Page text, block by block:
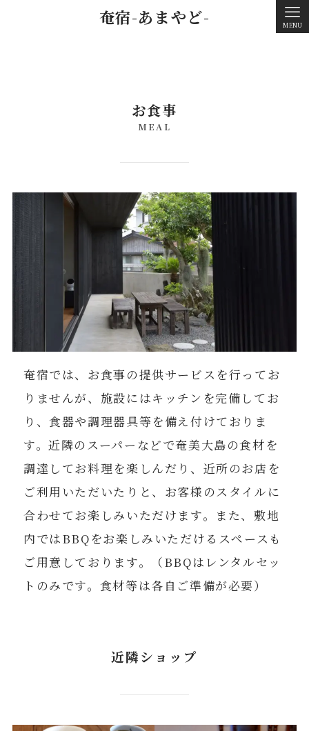
奄宿-あまやど- MENU
お食事
MEAL
奄宿では、お食事の提供サービスを行ってお
りませんが、施設にはキッチンを完備してお
り、食器や調理器具等を備え付けておりま
す。近隣のスーパーなどで奄美大島の食材を
調達してお料理を楽しんだり、近所のお店を
ご利用いただいたりと、お客様のスタイルに
合わせてお楽しみいただけます。また、敷地
内ではBBQをお楽しみいただけるスペースも
ご用意しております。（BBQはレンタルセッ
トのみです。食材等は各自ご準備が必要）
近隣ショップ